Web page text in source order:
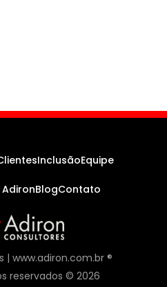
InclusãoEquipe
AdironBlogContato
| www.adiron.com.br ®
reservados © 2026